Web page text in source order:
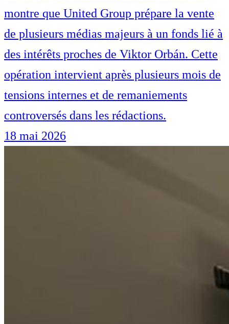
montre que United Group prépare la vente
de plusieurs médias majeurs à un fonds lié à
des intérêts proches de Viktor Orbán. Cette
opération intervient après plusieurs mois de
tensions internes et de remaniements
controversés dans les rédactions.
18 mai 2026